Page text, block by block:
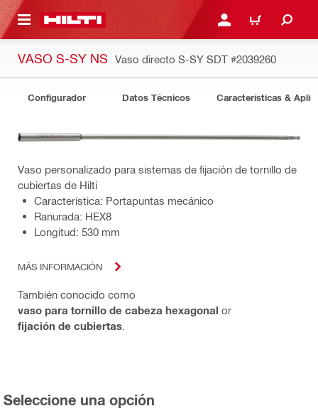
PRINCIPAL INICIE SESIÓN O
CARRITO
VASO S-SY NS Vaso directo S-SY SDT #2039260
Configurador Datos Técnicos Características &
Vaso personalizado para sistemas de fijación de tornillo de
cubiertas de Hilti
Característica: Portapuntas mecánico
Ranurada: HEX8
Longitud: 530 mm
MÁS INFORMACIÓN
También conocido como
vaso para tornillo de cabeza hexagonal or
fijación de cubiertas
Seleccione una opción